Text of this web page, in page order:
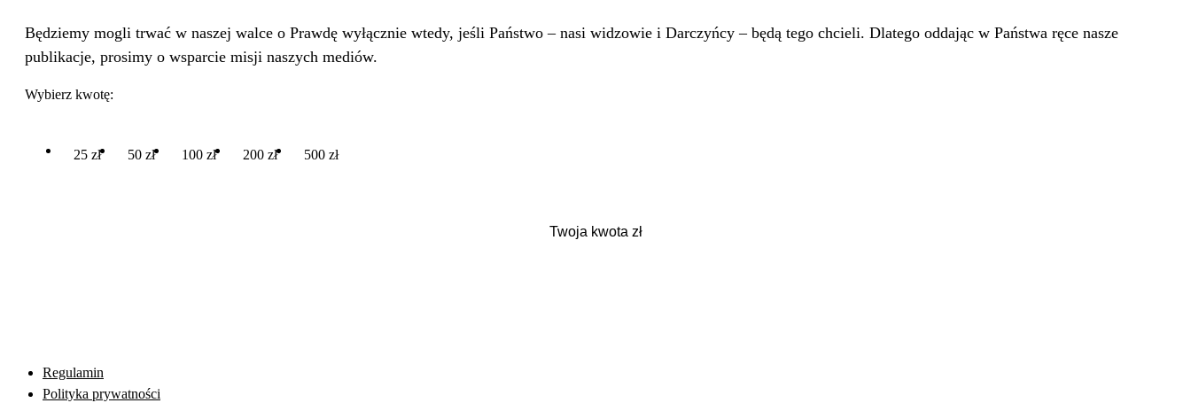
Będziemy mogli trwać w naszej walce o Prawdę wyłącznie wtedy, jeśli Państwo – nasi widzowie i Darczyńcy – będą tego chcieli. Dlatego oddając w Państwa ręce nasze
publikacje, prosimy o wsparcie misji naszych mediów.
Wybierz kwotę:
25 zł 50 zł 100 zł 200 zł 500 zł
Regulamin
Polityka prywatności